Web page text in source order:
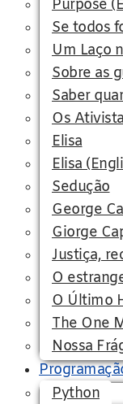
Purpose
Se todos
Um Laço
Sobre as
Saber
Os
Elisa
Elisa
Sedução
George
Giorge
Justiça,
O
O Último
The One
Nossa
Python